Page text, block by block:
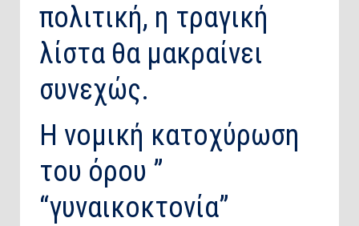
πολιτική, η τραγική
λίστα θα μακραίνει
συνεχώς.
Η νομική κατοχύρωση
του όρου ”
“γυναικοκτονία”